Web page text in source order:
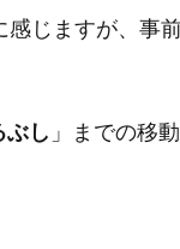
じますが、事
し 」までの移